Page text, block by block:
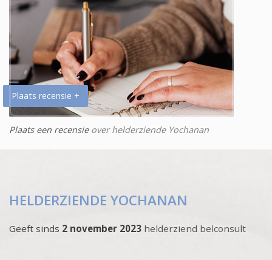
Plaats recensie +
Plaats een recensieover helderziende Yochanan
HELDERZIENDE YOCHANAN
Geeft sinds 2 november 2023 helderziend belconsult